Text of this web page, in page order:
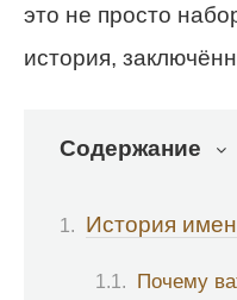
это не просто
история,
Содержание
История
Почему